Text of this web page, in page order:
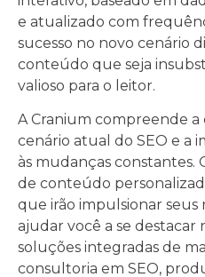
e atualizado com
sucesso no novo cenário
conteúdo que seja
valioso para o leitor.
A Cranium compreende
cenário atual do SEO e a
às mudanças constantes.
de conteúdo
que irão impulsionar seus
ajudar você a se destacar
soluções integradas de
consultoria em SEO,